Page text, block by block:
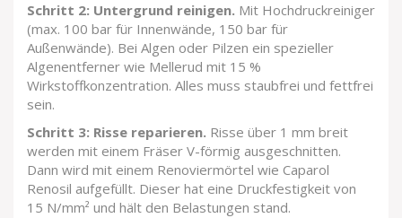
Schritt 2: Untergrund reinigen. Mit Hochdruckreiniger
(max. 100 bar für Innenwände, 150 bar für
Außenwände). Bei Algen oder Pilzen ein spezieller
Algenentferner wie Mellerud mit 15 %
Wirkstoffkonzentration. Alles muss staubfrei und fettfrei
sein.
Schritt 3: Risse reparieren. Risse über 1 mm breit
werden mit einem Fräser V-förmig ausgeschnitten.
Dann wird mit einem Renoviermörtel wie Caparol
Renosil aufgefüllt. Dieser hat eine Druckfestigkeit von
15 N/mm² und hält den Belastungen stand.